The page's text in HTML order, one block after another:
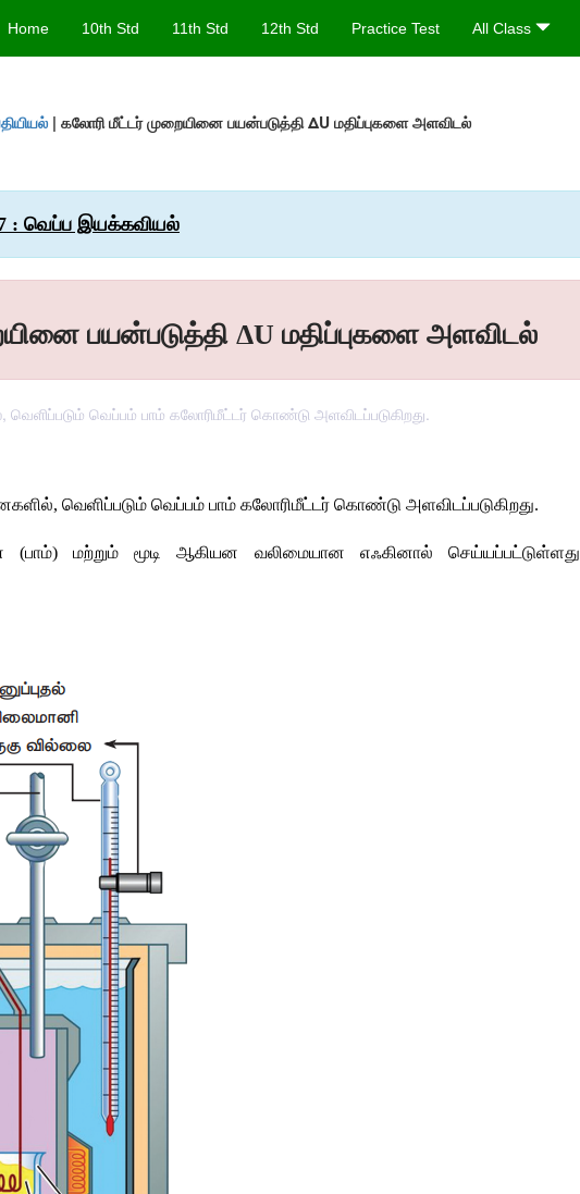
Home 10th Std 11th Std 12th Std Practice Test All Class
| கலோரி மீட்டர் முறையினை பயன்படுத்தி ΔU மதிப்புகளை அளவிடல்
: வெப்ப இயக்கவியல்
பயன்படுத்தி ΔU மதிப்புகளை அளவிடல்
வெப்பம் பாம் கலோரிமீட்டர் கொண்டு அளவிடப்படுகிறது.
, வெளிப்படும் வெப்பம் பாம் கலோரிமீட்டர் கொண்டு அளவிடப்படுகிறது.
(பாம்) மற்றும் மூடி ஆகியன வலிமையான எஃகினால் செய்யப்பட்டுள்ளது